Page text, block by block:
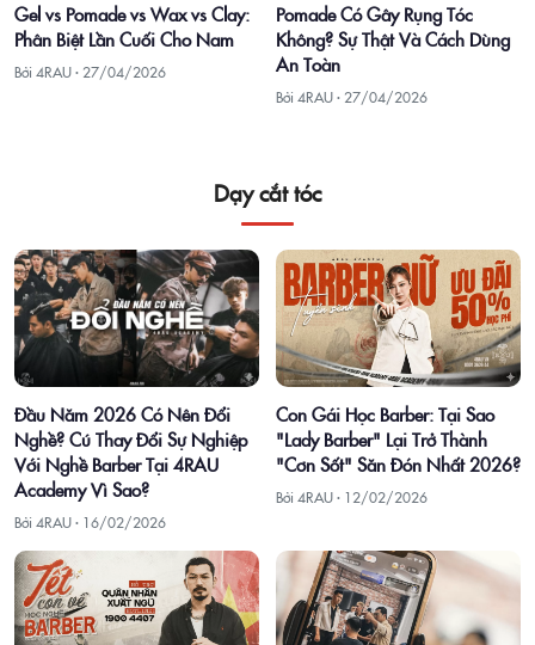
Gel vs Pomade vs Wax vs Clay:
Phân Biệt Lần Cuối Cho Nam
Bởi 4RAU · 27/04/2026
Pomade Có Gây Rụng Tóc
Không? Sự Thật Và Cách Dùng
An Toàn
Bởi 4RAU · 27/04/2026
Dạy cắt tóc
Đầu Năm 2026 Có Nên Đổi
Nghề? Cú Thay Đổi Sự Nghiệp
Với Nghề Barber Tại 4RAU
Academy Vì Sao?
Bởi 4RAU · 16/02/2026
Con Gái Học Barber: Tại Sao
"Lady Barber" Lại Trở Thành
"Cơn Sốt" Săn Đón Nhất 2026?
Bởi 4RAU · 12/02/2026